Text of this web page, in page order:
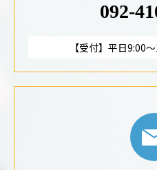
092-
【受付】平日9:00